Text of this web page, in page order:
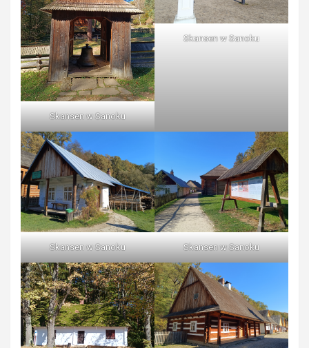
Skansen w Sanoku
Skansen w Sanoku
Skansen w Sanoku Skansen w Sanoku